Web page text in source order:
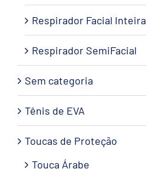
Respirador Facial Inteira
Respirador SemiFacial
Sem categoria
Tênis de EVA
Toucas de Proteção
Touca Árabe